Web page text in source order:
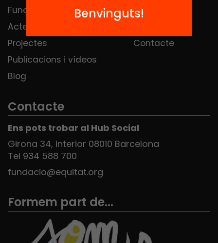
Fundació
Actes
Projectes
Publicacions i vídeos
Blog
FAQS
Contacte
Contacte
Ens pots trobar al Hub Social
Girona 34, interior 08010 Barcelona
Tel 934 588 700
fundacio@equitat.org
Formem part de...
Benvinguts!